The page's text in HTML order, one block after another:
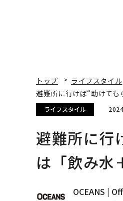
トップ
ライフスタイル
避難所に行けば“助けて
ライフスタイル
避難所に行
は「飲み水
OCEANS |